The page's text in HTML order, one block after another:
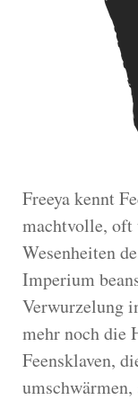
Freeya kennt
machtvolle, oft
Wesenheiten
Imperium
Verwurzelung
mehr noch die
Feensklaven,